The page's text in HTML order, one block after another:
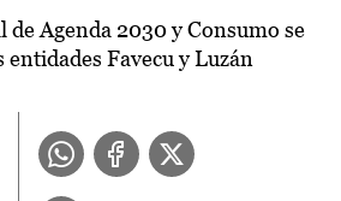
de Agenda 2030 y Consumo se
entidades Favecu y Luzán